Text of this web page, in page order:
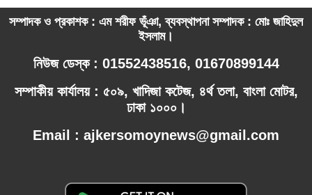
সম্পাদক ও প্রকাশক : এম শরীফ ভূঁঞা, ব্যবস্থাপনা সম্পাদক : মোঃ জাহিদুল
ইসলাম।
নিউজ ডেস্ক : 01552438516, 01670899144
সম্পাকীয় কার্যালয় : ৫০৯, খাদিজা কটেজ, ৪র্থ তলা, বাংলা মোটর,
ঢাকা ১০০০।
Email : ajkersomoynews@gmail.com